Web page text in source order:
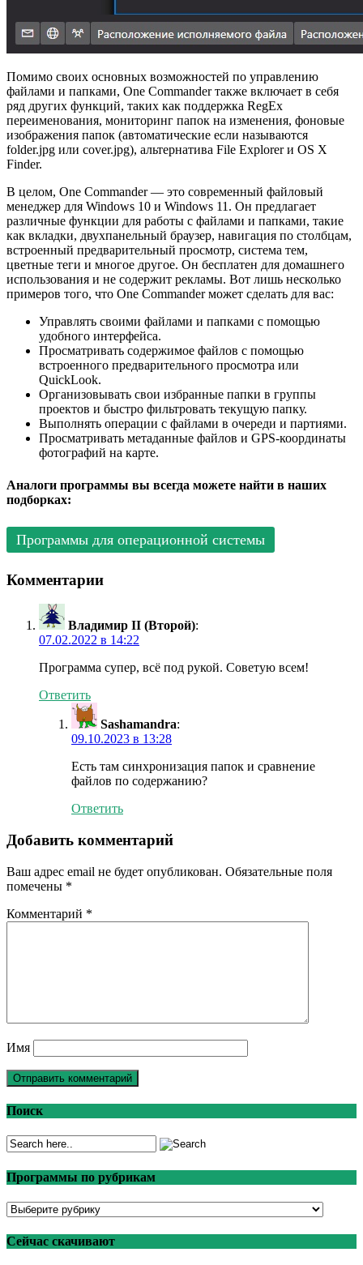
Помимо своих основных возможностей по управлению
файлами и папками, One Commander также включает в себя
ряд других функций, таких как поддержка RegEx
переименования, мониторинг папок на изменения, фоновые
изображения папок (автоматические если называются
folder.jpg или cover.jpg), альтернатива File Explorer и OS X
Finder.
В целом, One Commander — это современный файловый
менеджер для Windows 10 и Windows 11. Он предлагает
различные функции для работы с файлами и папками, такие
как вкладки, двухпанельный браузер, навигация по столбцам,
встроенный предварительный просмотр, система тем,
цветные теги и многое другое. Он бесплатен для домашнего
использования и не содержит рекламы. Вот лишь несколько
примеров того, что One Commander может сделать для вас:
Управлять своими файлами и папками с помощью
удобного интерфейса.
Просматривать содержимое файлов с помощью
встроенного предварительного просмотра или
QuickLook.
Организовывать свои избранные папки в группы
проектов и быстро фильтровать текущую папку.
Выполнять операции с файлами в очереди и партиями.
Просматривать метаданные файлов и GPS-координаты
фотографий на карте.
Аналоги программы вы всегда можете найти в наших
подборках:
Программы для операционной системы
Комментарии
Владимир II (Второй):
07.02.2022 в 14:22
Программа супер, всё под рукой. Советую всем!
Ответить
Sashamandra:
09.10.2023 в 13:28
Есть там синхронизация папок и сравнение
файлов по содержанию?
Ответить
Добавить комментарий
Ваш адрес email не будет опубликован. Обязательные поля
помечены *
Комментарий *
Имя
Поиск
Программы по рубрикам
Программы
рубрикам
Сейчас скачивают